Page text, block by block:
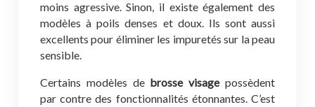
moins agressive. Sinon, il existe également des
modèles à poils denses et doux. Ils sont aussi
excellents pour éliminer les impuretés sur la peau
sensible.
Certains modèles de brosse visagepossèdent
par contre des fonctionnalités étonnantes. C’est